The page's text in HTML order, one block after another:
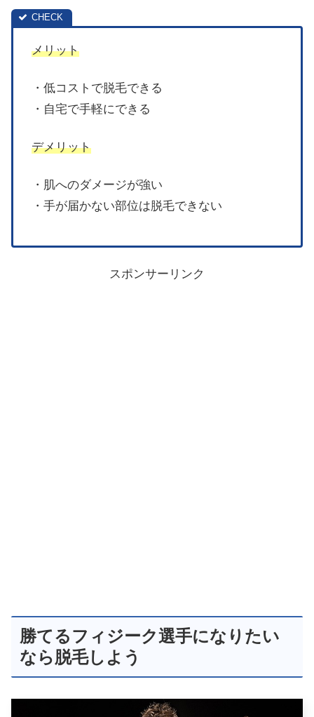
メリット
・低コストで脱毛できる
・自宅で手軽にできる
デメリット
・肌へのダメージが強い
・手が届かない部位は脱毛できない
スポンサーリンク
勝てるフィジーク選手になりたい
なら脱毛しよう